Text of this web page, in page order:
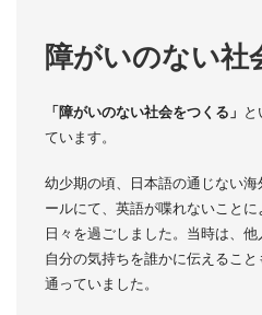
障がいのない社
「障がいのない社会をつくる」
ています。
幼少期の頃、日本語の通じない
ールにて、英語が喋れないこと
日々を過ごしました。当時は、他
自分の気持ちを誰かに伝えるこ
通っていました。